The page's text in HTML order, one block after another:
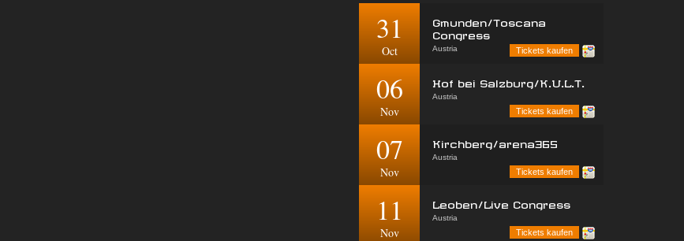
31
Oct
Gmunden/Toscana
Congress
Austria
Tickets kaufen
06
Nov
Hof bei Salzburg/K.U.L.T.
Austria
Tickets kaufen
07
Nov
Kirchberg/arena365
Austria
Tickets kaufen
11
Nov
Leoben/Live Congress
Austria
Tickets kaufen